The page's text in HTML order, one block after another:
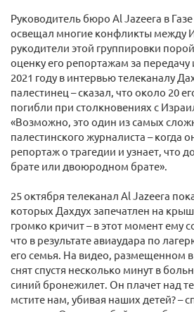
Руководитель бюро Al Jazeera в
освещал многие конфликты между
рукодители этой группировки
оценку его репортажам за передачу
2021 году в интервью телеканалу
палестинец – сказал, что около 20
погибли при столкновениях с
«Возможно, это один из самых
палестинского журналиста – когда
репортаж о трагедии и узнает, что
брате или двоюродном брате».
25 октября телеканал Al Jazeera
которых Дахдух запечатлен на
громко кричит – в этот момент ему
что в результате авиаудара по
его семья. На видео, размещенном
снят спустя несколько минут в
синий бронежилет. Он плачет над
мстите нам, убивая наших детей? –